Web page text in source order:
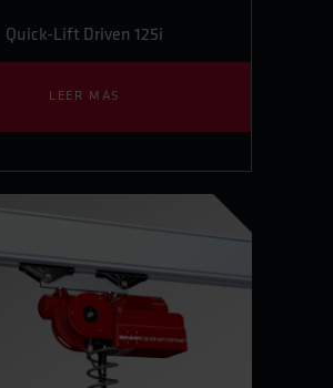
Quick-Lift Driven 125i
LEER MÁS